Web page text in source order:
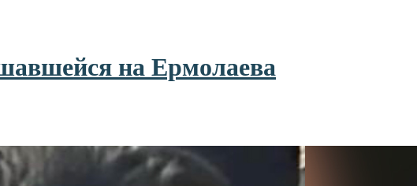
на Ермолаева